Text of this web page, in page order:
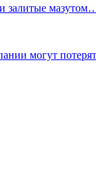
залитые
могут